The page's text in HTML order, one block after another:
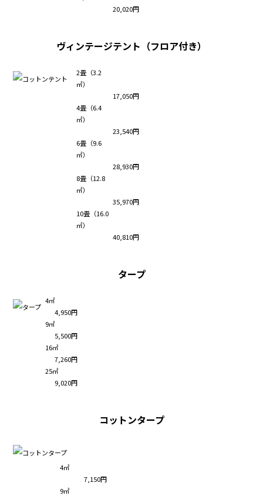
20,020円
ヴィンテージテント（フロア付き）
2畳（3.2
㎡）
17,050円
4畳（6.4
㎡）
23,540円
6畳（9.6
㎡）
28,930円
8畳（12.8
㎡）
35,970円
10畳（16.0
㎡）
40,810円
タープ
4㎡
4,950円
9㎡
5,500円
16㎡
7,260円
25㎡
9,020円
コットンタープ
4㎡
7,150円
9㎡